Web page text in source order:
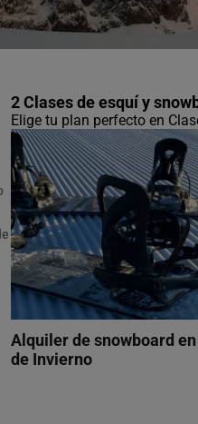
2 Clases de esquí y
Elige tu plan perfecto en
Alquiler de snowboard
de Invierno